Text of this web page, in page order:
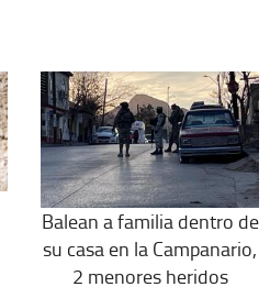
Balean a familia dentro de
su casa en la Campanario,
2 menores heridos